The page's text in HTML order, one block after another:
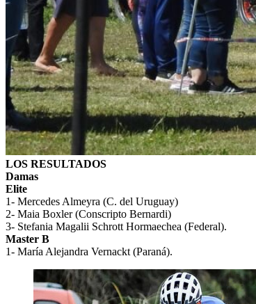
LOS RESULTADOS
Damas
Elite
1- Mercedes Almeyra (C. del Uruguay)
2- Maia Boxler (Conscripto Bernardi)
3- Stefania Magalii Schrott Hormaechea (Federal).
Master B
1- María Alejandra Vernackt (Paraná).